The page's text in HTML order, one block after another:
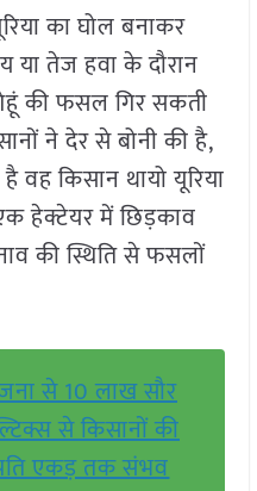
का घोल बनाकर
तेज हवा के दौरान
की फसल गिर सकती
ने देर से बोनी की है,
वह किसान थायो यूरिया
हेक्टेयर में छिड़काव
की स्थिति से फसलों
से 10 लाख सौर
से किसानों की
एकड़ तक संभव